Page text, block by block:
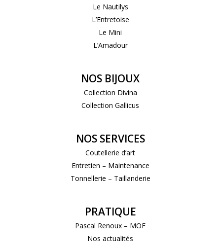
Le Nautilys
L’Entretoise
Le Mini
L’Amadour
NOS BIJOUX
Collection Divina
Collection Gallicus
NOS SERVICES
Coutellerie d’art
Entretien – Maintenance
Tonnellerie – Taillanderie
PRATIQUE
Pascal Renoux – MOF
Nos actualités